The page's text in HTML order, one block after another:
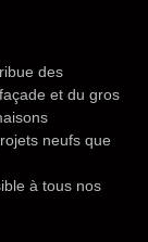
des
et du gros
neufs que
à tous nos